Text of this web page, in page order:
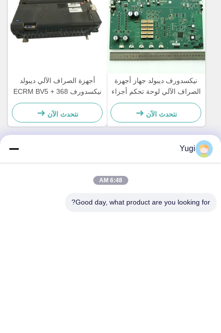
نيكسدورف ديبولد جهاز أجهزة
الصراف الآلي لوحة تحكم أجزاء
لوحة رئيسية CCA Discovery
49242480000B
نتحدث الآن
أجهزة الصراف الآلي ديبولد
نيكسدورف 368 ECRM BV5 +
24V فاتورة المقبولة أجزاء
المصادق 49238415000Aنتحدث الآن
Yugi
6:48 AM
Good day, what product are you looking for?